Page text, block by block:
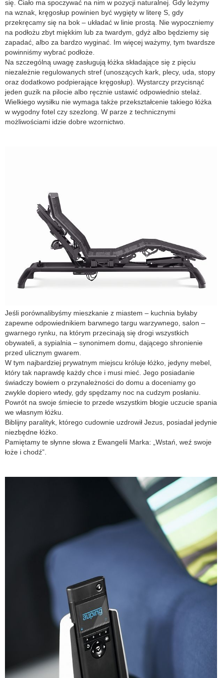
się. Ciało ma spoczywać na nim w pozycji naturalnej. Gdy leżymy
na wznak, kręgosłup powinien być wygięty w literę S, gdy
przekręcamy się na bok – układać w linie prostą. Nie wypoczniemy
na podłożu zbyt miękkim lub za twardym, gdyż albo będziemy się
zapadać, albo za bardzo wyginać. Im więcej ważymy, tym twardsze
powinniśmy wybrać podłoże.
Na szczególną uwagę zasługują łóżka składające się z pięciu
niezależnie regulowanych stref (unoszących kark, plecy, uda, stopy
oraz dodatkowo podpierające kręgosłup). Wystarczy przycisnąć
jeden guzik na pilocie albo ręcznie ustawić odpowiednio stelaż.
Wielkiego wysiłku nie wymaga także przekształcenie takiego łóżka
w wygodny fotel czy szezlong. W parze z technicznymi
możliwościami idzie dobre wzornictwo.
Jeśli porównalibyśmy mieszkanie z miastem – kuchnia byłaby
zapewne odpowiednikiem barwnego targu warzywnego, salon –
gwarnego rynku, na którym przecinają się drogi wszystkich
obywateli, a sypialnia – synonimem domu, dającego shronienie
przed ulicznym gwarem.
W tym najbardziej prywatnym miejscu króluje łóżko, jedyny mebel,
który tak naprawdę każdy chce i musi mieć. Jego posiadanie
świadczy bowiem o przynależności do domu a doceniamy go
zwykle dopiero wtedy, gdy spędzamy noc na cudzym posłaniu.
Powrót na swoje śmiecie to przede wszystkim błogie uczucie spania
we własnym łóżku.
Biblijny paralityk, którego cudownie uzdrowił Jezus, posiadał jedynie
niezbędne łóżko.
Pamiętamy te słynne słowa z Ewangelii Marka: „Wstań, weź swoje
łoże i chodź”.